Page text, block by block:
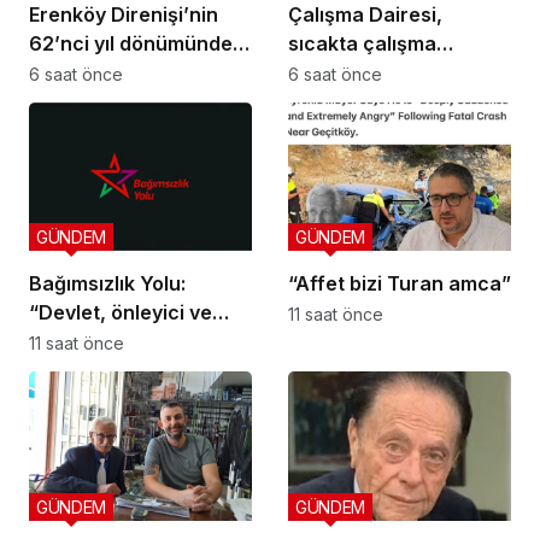
Erenköy Direnişi’nin
62’nci yıl dönümünde
şehitler törenle anıldı
6 saat önce
Çalışma Dairesi,
sıcakta çalışma
yasağına uymayan 19
iş yerine uyarı verdi
6 saat önce
Bağımsızlık Yolu:
“Devlet, önleyici ve
koruyucu
sorumluluklarını yerine
getirmeli”
GÜNDEM
11 saat önce
“Affet bizi Turan amca”
GÜNDEM
11 saat önce
GÜNDEM GÜNDEM